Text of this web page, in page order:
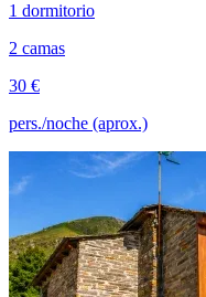
1 dormitorio
2 camas
30 €
pers./noche (aprox.)